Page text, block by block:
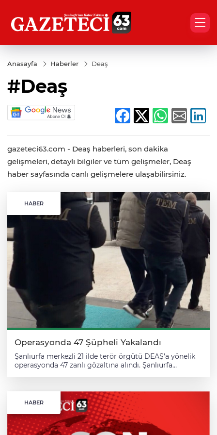
Anasayfa Haberler Deaş
#Deaş
gazeteci63.com - Deaş haberleri, son dakika
gelişmeleri, detaylı bilgiler ve tüm gelişmeler, Deaş
haber sayfasında canlı gelişmelere ulaşabilirsiniz.
HABER
Operasyonda 47 Şüpheli Yakalandı
Şanlıurfa merkezli 21 ilde terör örgütü DEAŞ'a yönelik
operasyonda 47 zanlı gözaltına alındı. Şanlıurfa
terör örgütü DEAŞ mensuplarına finansal destek
sağladıkları değerlendirilen şüphelilerin yakalanması
için soruşturma başlattı. MASAK verileri üzerinden
yapılan incelemede, 48 şüphelinin 108 milyon işlem
hacmi gerçekleştirdikleri belirlendi. Ekiplerce, Şanlıurfa,
HABER